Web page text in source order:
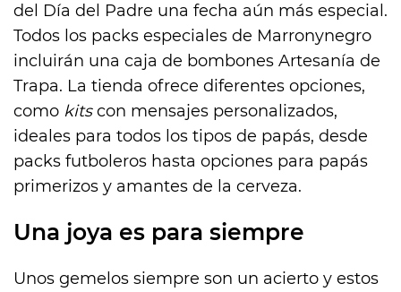
del Día del Padre una fecha aún más especial.
Todos los packs especiales de Marronynegro
incluirán una caja de bombones Artesanía de
Trapa. La tienda ofrece diferentes opciones,
como kitscon mensajes personalizados,
ideales para todos los tipos de papás, desde
packs futboleros hasta opciones para papás
primerizos y amantes de la cerveza.
Una joya es para siempre
Unos gemelos siempre son un acierto y estos